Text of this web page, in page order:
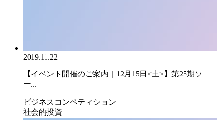
2019.11.22
【イベント開催のご案内｜12月15日<土>】第25期ソ
ー...
ビジネスコンペティション
社会的投資